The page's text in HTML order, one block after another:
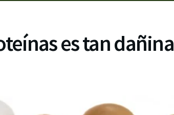
es tan dañina